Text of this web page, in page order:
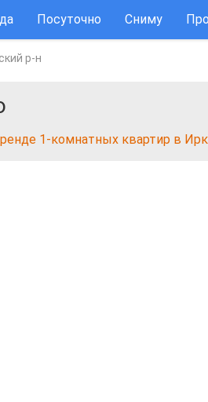
Посуточно Сниму
р-н
1-комнатных квартир в